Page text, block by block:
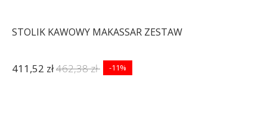
STOLIK KAWOWY MAKASSAR ZESTAW
411,52 zł462,38 zł -11%